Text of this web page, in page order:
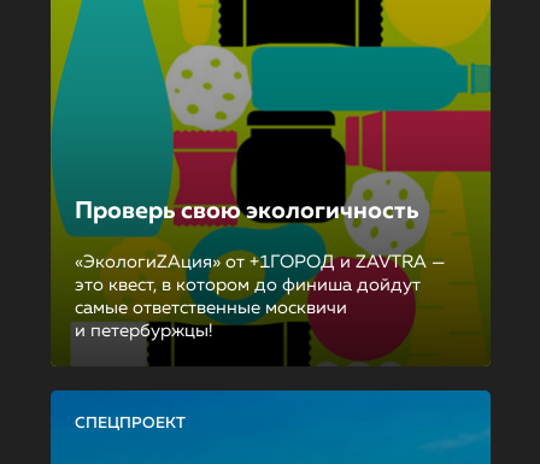
Проверь свою экологичность
«ЭкологиZAция» от +1ГОРОД и ZAVTRA —
это квест, в котором до финиша дойдут
самые ответственные москвичи
и петербуржцы!
СПЕЦПРОЕКТ